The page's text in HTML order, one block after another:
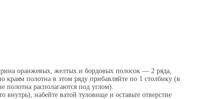
оранжевых, желтых и бордовых полосок — 2 ряда,
полотна в этом ряду прибавляйте по 1 столбику (в
полотна располагаются под углом).
набейте ватой туловище и оставьте отверстие